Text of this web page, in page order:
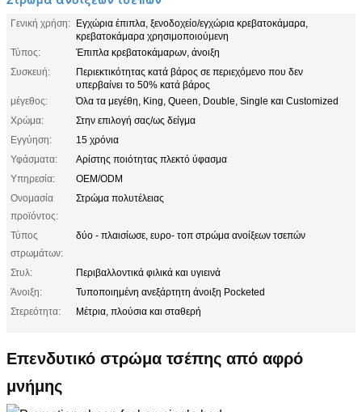
Γενική χρήση: Εγχώρια έπιπλα, ξενοδοχείο/εγχώρια κρεβατοκάμαρα,
κρεβατοκάμαρα χρησιμοποιούμενη
Τύπος:
Έπιπλα κρεβατοκάμαρων, άνοιξη
Συσκευή:
Περιεκτικότητας κατά βάρος σε περιεχόμενο που δεν
υπερβαίνει το 50% κατά βάρος
μέγεθος:
Όλα τα μεγέθη, King, Queen, Double, Single και Customized
Χρώμα:
Στην επιλογή σας/ως δείγμα
Εγγύηση:
15 χρόνια
Υφάσματα:
Αρίστης ποιότητας πλεκτό ύφασμα
Υπηρεσία:
OEM/ODM
Ονομασία
προϊόντος:
Στρώμα πολυτέλειας
Τύπος
στρωμάτων:
δύο - πλαισίωσε, ευρο- τοπ στρώμα ανοίξεων τσεπών
Στυλ:
Περιβαλλοντικά φιλικά και υγιεινά
Άνοιξη:
Τυποποιημένη ανεξάρτητη άνοιξη Pocketed
Στερεότητα:
Μέτρια, πλούσια και σταθερή
Επενδυτικό στρώμα τσέπης από αφρό
μνήμης